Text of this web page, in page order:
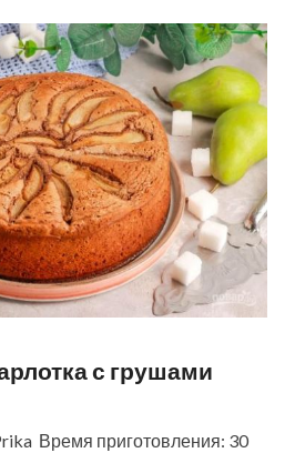
с грушами
Время приготовления: 30